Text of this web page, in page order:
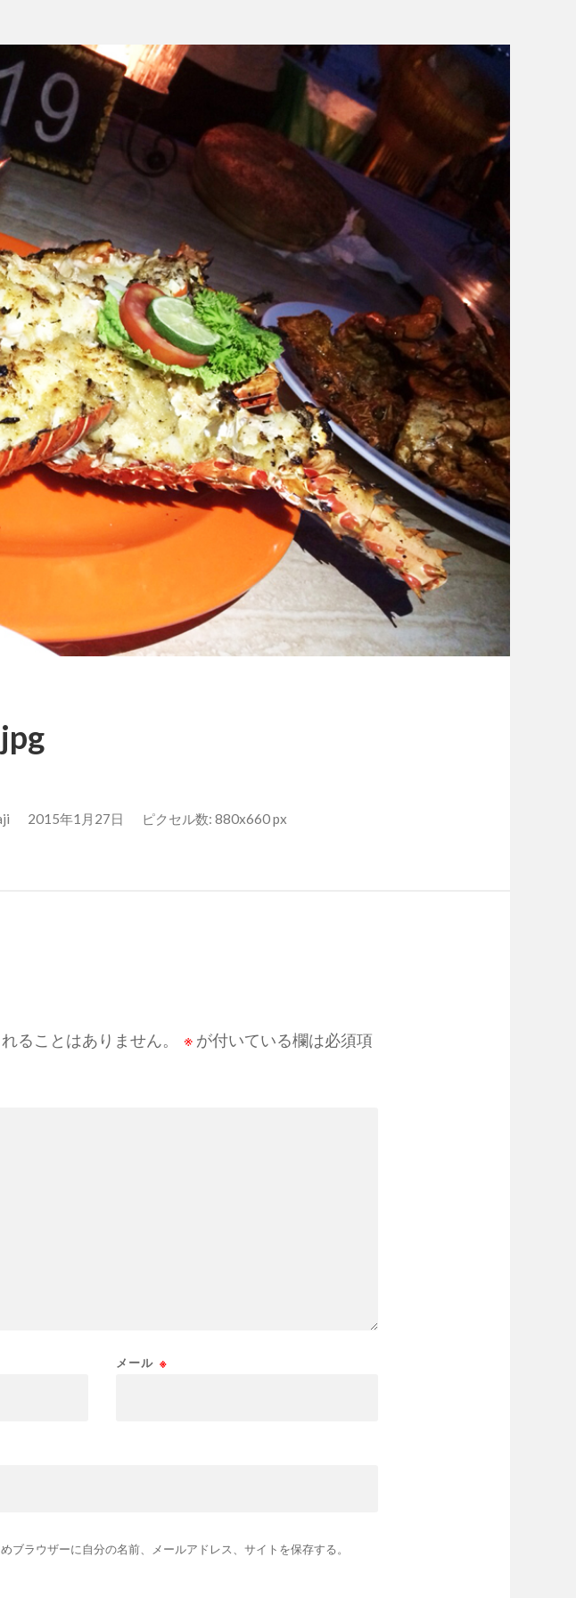
2015年1月27日 ピクセル数: 880x660 px
ることはありません。 ※ が付いている欄は必須項
メール ※
ブラウザーに自分の名前、メールアドレス、サイトを保存する。